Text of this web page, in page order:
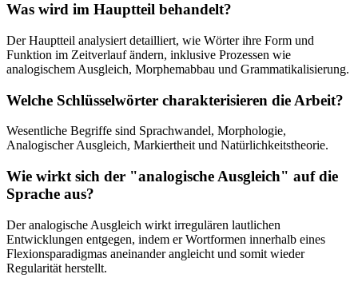
Was wird im Hauptteil behandelt?
Der Hauptteil analysiert detailliert, wie Wörter ihre Form und
Funktion im Zeitverlauf ändern, inklusive Prozessen wie
analogischem Ausgleich, Morphemabbau und Grammatikalisierung.
Welche Schlüsselwörter charakterisieren die Arbeit?
Wesentliche Begriffe sind Sprachwandel, Morphologie,
Analogischer Ausgleich, Markiertheit und Natürlichkeitstheorie.
Wie wirkt sich der "analogische Ausgleich" auf die
Sprache aus?
Der analogische Ausgleich wirkt irregulären lautlichen
Entwicklungen entgegen, indem er Wortformen innerhalb eines
Flexionsparadigmas aneinander angleicht und somit wieder
Regularität herstellt.